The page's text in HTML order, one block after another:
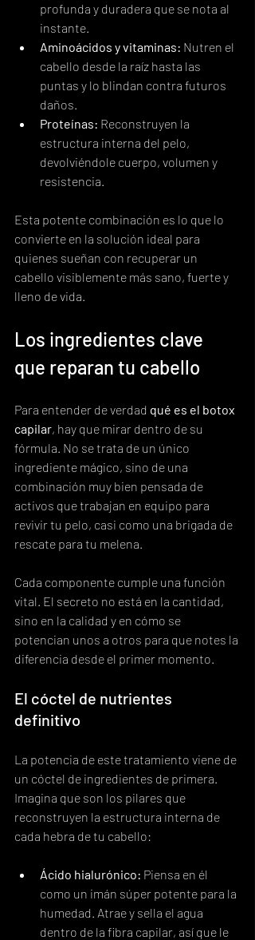
profunda y duradera que se nota al
instante.
Aminoácidos y vitaminas: Nutren el
cabello desde la raíz hasta las
puntas y lo blindan contra futuros
daños.
Proteínas: Reconstruyen la
estructura interna del pelo,
devolviéndole cuerpo, volumen y
resistencia.
Esta potente combinación es lo que lo
convierte en la solución ideal para
quienes sueñan con recuperar un
cabello visiblemente más sano, fuerte y
lleno de vida.
Los ingredientes clave
que reparan tu cabello
Para entender de verdad qué es el botox
capilar, hay que mirar dentro de su
fórmula. No se trata de un único
ingrediente mágico, sino de una
combinación muy bien pensada de
activos que trabajan en equipo para
revivir tu pelo, casi como una brigada de
rescate para tu melena.
Cada componente cumple una función
vital. El secreto no está en la cantidad,
sino en la calidad y en cómo se
potencian unos a otros para que notes la
diferencia desde el primer momento.
El cóctel de nutrientes
definitivo
La potencia de este tratamiento viene de
un cóctel de ingredientes de primera.
Imagina que son los pilares que
reconstruyen la estructura interna de
cada hebra de tu cabello:
Ácido hialurónico: Piensa en él
como un imán súper potente para la
humedad. Atrae y sella el agua
dentro de la fibra capilar, así que le